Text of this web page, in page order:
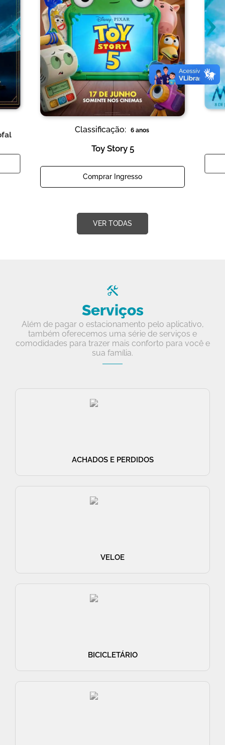
Classificação: 6 anos
Toy Story 5
Comprar Ingresso
‹ ›
VER TODAS
Serviços
Além de pagar o estacionamento pelo aplicativo,
também oferecemos uma série de serviços e
comodidades para trazer mais conforto para você e
sua família.
ACHADOS E PERDIDOS
VELOE
BICICLETÁRIO